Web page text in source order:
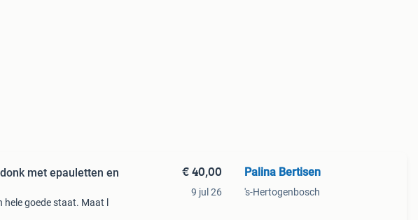
met epauletten en
goede staat. Maat l
€ 40,00
9 jul 26
Palina Bertisen
's-Hertogenbosch